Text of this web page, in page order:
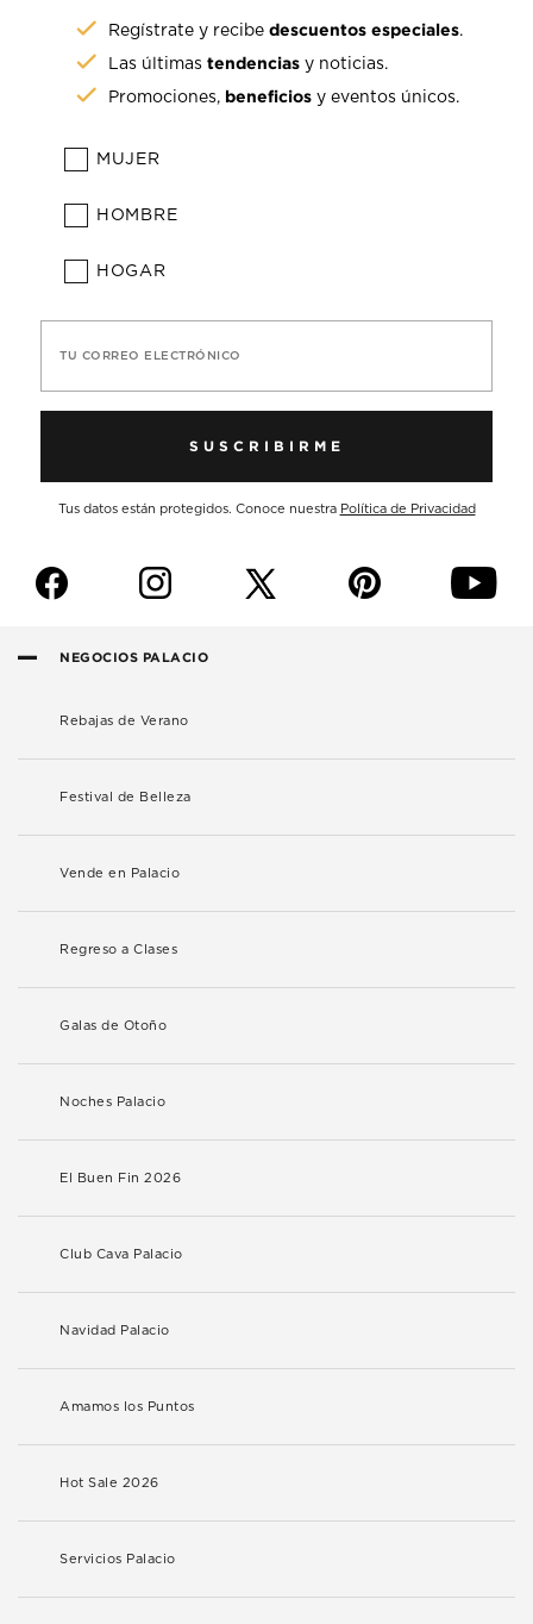
Regístrate y recibedescuentos especiales.
Las últimastendencias y noticias.
Promociones, beneficios y eventos únicos.
MUJER
HOMBRE
HOGAR
TU CORREO ELECTRÓNICO
SUSCRIBIRME
Tus datos están protegidos. Conoce nuestra Política de Privacidad
f i p y
NEGOCIOS PALACIO
Rebajas de Verano
Festival de Belleza
Vende en Palacio
Regreso a Clases
Galas de Otoño
Noches Palacio
El Buen Fin 2026
Club Cava Palacio
Navidad Palacio
Amamos los Puntos
Hot Sale 2026
Servicios Palacio